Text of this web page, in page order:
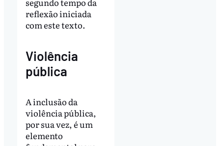
reflexão iniciada
com este texto.
Violência
pública
A inclusão da
violência pública,
por sua vez, é um
elemento